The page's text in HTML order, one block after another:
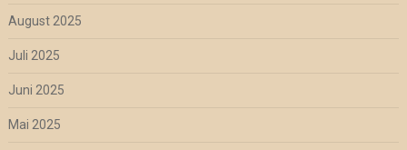
August 2025
Juli 2025
Juni 2025
Mai 2025